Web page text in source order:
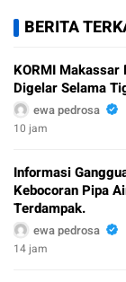
BERITA
KORMI
Digelar Selama
ewa pedrosa
10 jam
Informasi
Kebocoran Pipa
Terdampak.
ewa pedrosa
14 jam